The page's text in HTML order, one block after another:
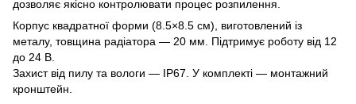
дозволяє якісно контролювати процес розпилення.
Корпус квадратної форми (8.5×8.5 см), виготовлений із
металу, товщина радіатора — 20 мм. Підтримує роботу від 12
до 24 В.
Захист від пилу та вологи — IP67. У комплекті — монтажний
кронштейн.